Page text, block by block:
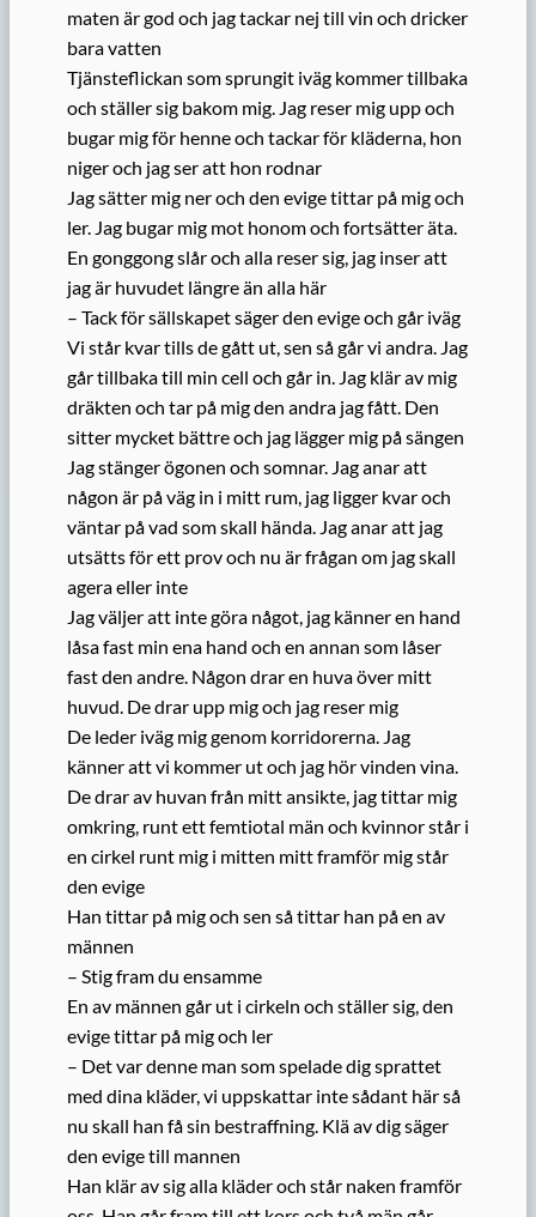
maten är god och jag tackar nej till vin och dricker
bara vatten
Tjänsteflickan som sprungit iväg kommer tillbaka
och ställer sig bakom mig. Jag reser mig upp och
bugar mig för henne och tackar för kläderna, hon
niger och jag ser att hon rodnar
Jag sätter mig ner och den evige tittar på mig och
ler. Jag bugar mig mot honom och fortsätter äta.
En gonggong slår och alla reser sig, jag inser att
jag är huvudet längre än alla här
– Tack för sällskapet säger den evige och går iväg
Vi står kvar tills de gått ut, sen så går vi andra. Jag
går tillbaka till min cell och går in. Jag klär av mig
dräkten och tar på mig den andra jag fått. Den
sitter mycket bättre och jag lägger mig på sängen
Jag stänger ögonen och somnar. Jag anar att
någon är på väg in i mitt rum, jag ligger kvar och
väntar på vad som skall hända. Jag anar att jag
utsätts för ett prov och nu är frågan om jag skall
agera eller inte
Jag väljer att inte göra något, jag känner en hand
låsa fast min ena hand och en annan som låser
fast den andre. Någon drar en huva över mitt
huvud. De drar upp mig och jag reser mig
De leder iväg mig genom korridorerna. Jag
känner att vi kommer ut och jag hör vinden vina.
De drar av huvan från mitt ansikte, jag tittar mig
omkring, runt ett femtiotal män och kvinnor står i
en cirkel runt mig i mitten mitt framför mig står
den evige
Han tittar på mig och sen så tittar han på en av
männen
– Stig fram du ensamme
En av männen går ut i cirkeln och ställer sig, den
evige tittar på mig och ler
– Det var denne man som spelade dig sprattet
med dina kläder, vi uppskattar inte sådant här så
nu skall han få sin bestraffning. Klä av dig säger
den evige till mannen
Han klär av sig alla kläder och står naken framför